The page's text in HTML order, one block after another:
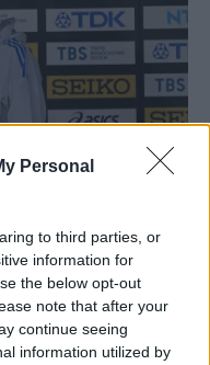
Personal
to third parties, or
information for
the below opt-out
note that after your
continue seeing
information utilized by